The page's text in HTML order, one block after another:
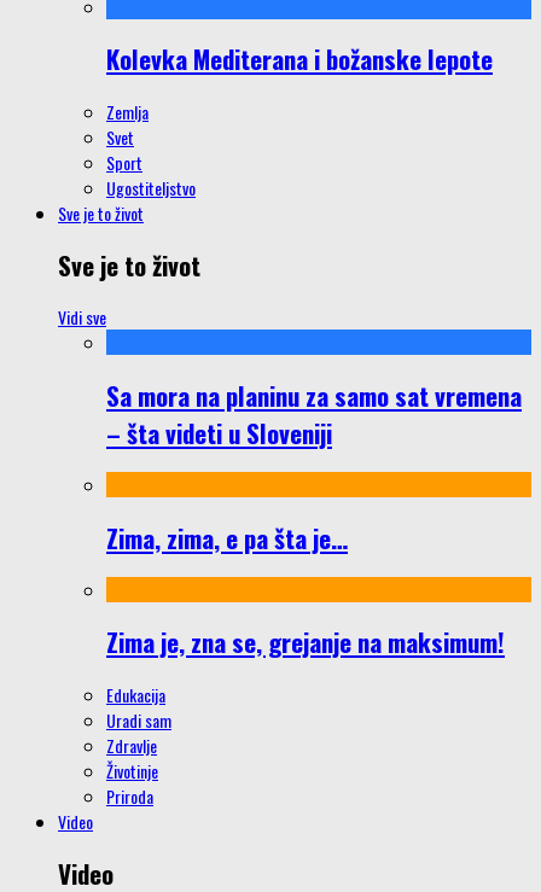
Kolevka Mediterana i božanske lepote
Zemlja
Svet
Sport
Ugostiteljstvo
Sve je to život
Sve je to život
Vidi sve
Sa mora na planinu za samo sat vremena
– šta videti u Sloveniji
Zima, zima, e pa šta je…
Zima je, zna se, grejanje na maksimum!
Edukacija
Uradi sam
Zdravlje
Životinje
Priroda
Video
Video